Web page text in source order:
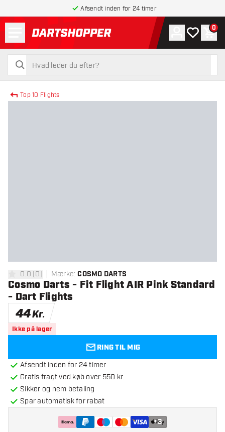
Afsendt inden for 24 timer
tilbage til forsiden
søg
søg
Konto
Min 0
Top 10 Flights
0 bedømmelsesstjerner
0.0 [0] Mærke: COSMO DARTS
Cosmo Darts - Fit Flight AIR Pink Standard
- Dart Flights
44Kr.
Ikke på lager
RING TIL MIG
Afsendt inden for 24 timer
Gratis fragt ved køb over 550 kr.
Sikker og nem betaling
Spar automatisk for rabat
+3